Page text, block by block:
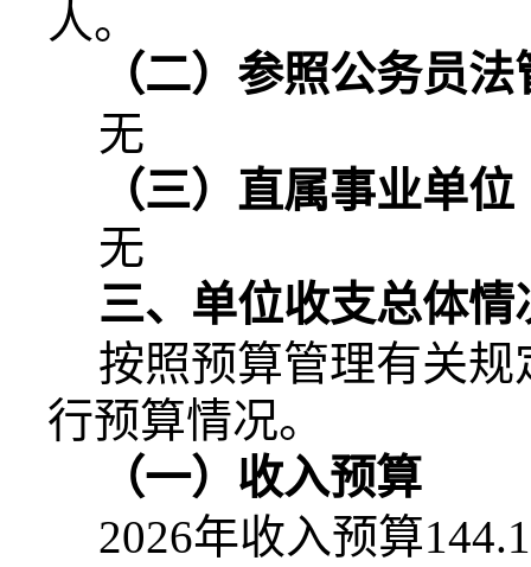
人。
（二）参照公务员
无
（三）直属事业单位
无
三、单位收支总体情
按照预算管理有关规
行预算情况。
（一）收入预算
2026年收入预算